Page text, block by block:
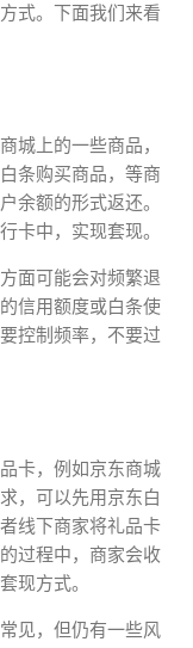
式。下面我们来看
城上的一些商品，
条购买商品，等商
余额的形式返还。
卡中，实现套现。
面可能会对频繁退
信用额度或白条使
控制频率，不要过
卡，例如京东商城
，可以先用京东白
线下商家将礼品卡
过程中，商家会收
现方式。
见，但仍有一些风